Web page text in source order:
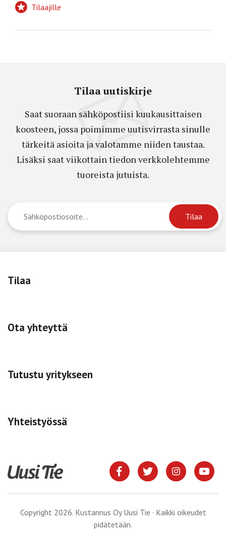
Tilaajille
Tilaa uutiskirje
Saat suoraan sähköpostiisi kuukausittaisen
koosteen, jossa poimimme uutisvirrasta sinulle
tärkeitä asioita ja valotamme niiden taustaa.
Lisäksi saat viikottain tiedon verkkolehtemme
tuoreista jutuista.
Tilaa
Ota yhteyttä
Tutustu yritykseen
Yhteistyössä
Copyright 2026. Kustannus Oy Uusi Tie · Kaikki oikeudet
pidätetään.